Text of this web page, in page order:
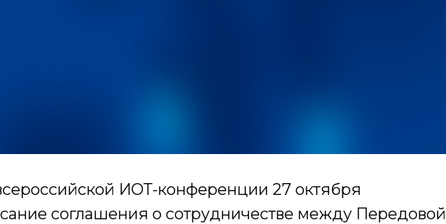
ИОТ-конференции 27 октября
соглашения о сотрудничестве между Передовой